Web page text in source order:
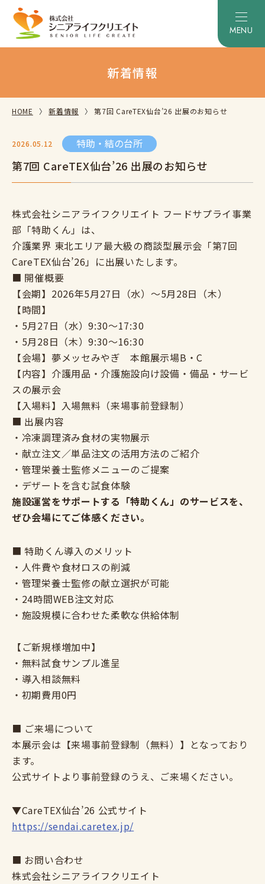
新着情報
HOME 新着情報 第7回 CareTEX仙台’26 出展のお知らせ
2026.05.12 特助・結の台所
第7回 CareTEX仙台’26 出展のお知らせ
株式会社シニアライフクリエイト フードサプライ事業
部「特助くん」は、
介護業界 東北エリア最大級の商談型展示会「第7回
CareTEX仙台’26」に出展いたします。
■ 開催概要
【会期】2026年5月27日（水）～5月28日（木）
【時間】
・5月27日（水）9:30～17:30
・5月28日（木）9:30～16:30
【会場】夢メッセみやぎ 本館展示場B・C
【内容】介護用品・介護施設向け設備・備品・サービ
スの展示会
【入場料】入場無料（来場事前登録制）
■ 出展内容
・冷凍調理済み食材の実物展示
・献立注文／単品注文の活用方法のご紹介
・管理栄養士監修メニューのご提案
・デザートを含む試食体験
施設運営をサポートする「特助くん」のサービスを、
ぜひ会場にてご体感ください。
■ 特助くん導入のメリット
・人件費や食材ロスの削減
・管理栄養士監修の献立選択が可能
・24時間WEB注文対応
・施設規模に合わせた柔軟な供給体制
【ご新規様増加中】
・無料試食サンプル進呈
・導入相談無料
・初期費用0円
■ ご来場について
本展示会は【来場事前登録制（無料）】となっており
ます。
公式サイトより事前登録のうえ、ご来場ください。
▼CareTEX仙台’26 公式サイト
https://sendai.caretex.jp/
■ お問い合わせ
株式会社シニアライフクリエイト